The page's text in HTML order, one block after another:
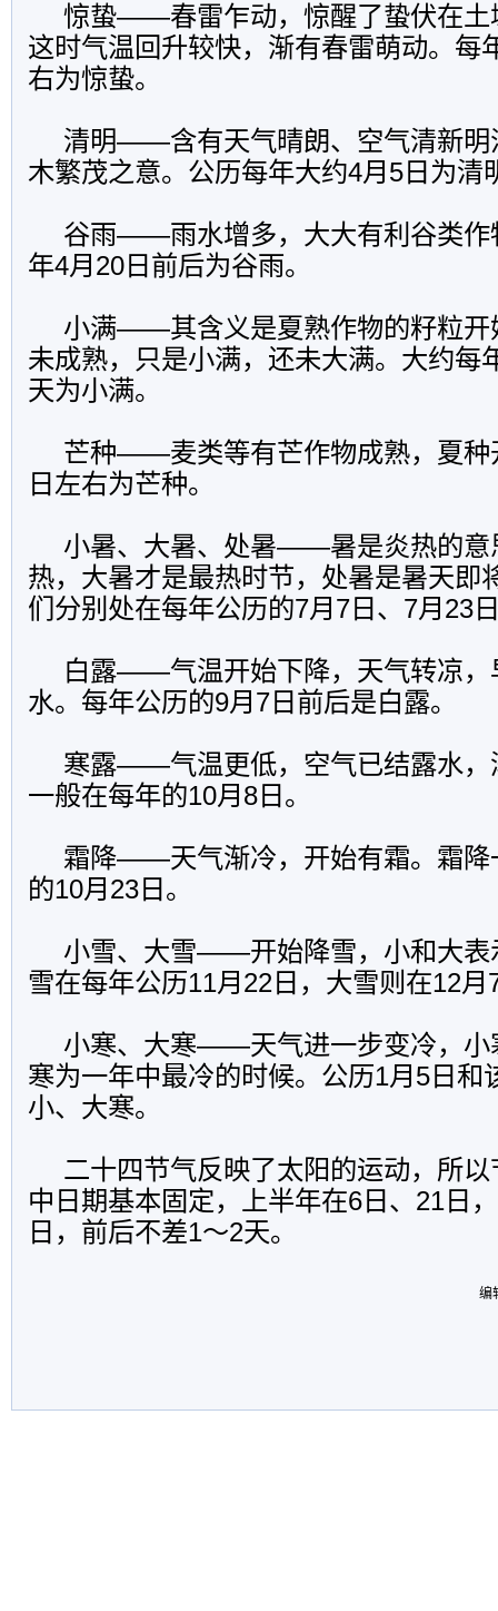
惊蛰——春雷乍动，惊醒了蛰伏在
这时气温回升较快，渐有春雷萌动。每
右为惊蛰。
清明——含有天气晴朗、空气清新
木繁茂之意。公历每年大约4月 5 日 为清
谷雨——雨水增多，大大有利谷类
年4月 20 日前后为谷雨。
小满——其含义是夏熟作物的籽粒
未成熟，只是小满，还未大满。大约每
天为小满。
芒种——麦类等有芒作物成熟，夏
日 左右为芒种。
小暑、大暑、处暑——暑是炎热的
热，大暑才是最热时节，处暑是暑天即
们分别处在每年公历的7月 7 日 、 7月 23
白露——气温开始下降，天气转凉
水。每年公历的9月 7 日前后是白露。
寒露——气温更低，空气已结露水
一般在每年的10月 8 日 。
霜降——天气渐冷，开始有霜。霜
的10月 23 日 。
小雪、大雪——开始降雪，小和大
雪在每年公历11月 22 日 ，大雪则在12月
小寒、大寒——天气进一步变冷，
寒为一年中最冷的时候。公历1月 5 日和
小、大寒。
二十四节气反映了太阳的运动，所
中日期基本固定，上半年在6 日、 21 日
日，前后不差1～2天。
编